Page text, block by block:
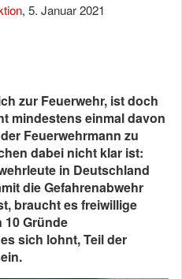
, 5. Januar 2021
zur Feuerwehr, ist doch
mindestens einmal davon
Feuerwehrmann zu
dabei nicht klar ist:
in Deutschland
die Gefahrenabwehr
braucht es freiwillige
10 Gründe
sich lohnt, Teil der